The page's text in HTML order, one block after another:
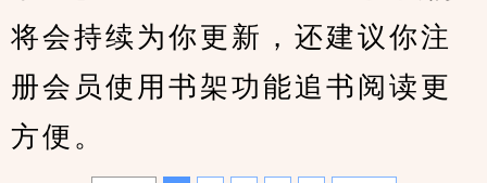
将会持续为你更新，还建议你注
册会员使用书架功能追书阅读更
方便。